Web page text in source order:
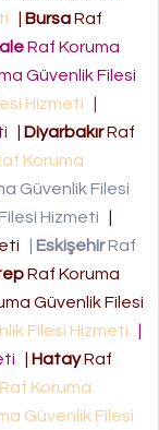
BursaRaf
Raf Koruma
Güvenlik Filesi
Hizmeti
DiyarbakırRaf
Koruma
Güvenlik Filesi
Hizmeti
EskişehirRaf
Raf Koruma
Güvenlik Filesi
Filesi Hizmeti
HatayRaf
Raf Koruma
Güvenlik Filesi